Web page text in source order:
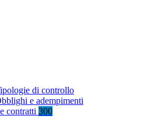
di controllo
e adempimenti
contratti 300